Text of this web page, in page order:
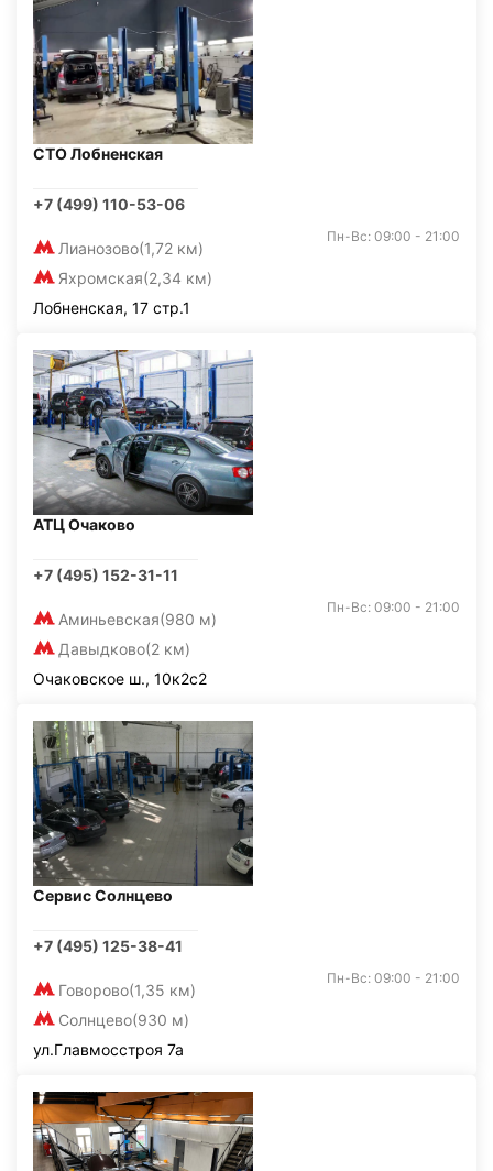
СТО Лобненская
+7 (499) 110-53-06
Лианозово(1,72 км)
Яхромская(2,34 км)
Пн-Вс: 09:00 - 21:00
Лобненская, 17 стр.1
АТЦ Очаково
+7 (495) 152-31-11
Аминьевская(980 м)
Давыдково(2 км)
Пн-Вс: 09:00 - 21:00
Очаковское ш., 10к2с2
Сервис Солнцево
+7 (495) 125-38-41
Говорово(1,35 км)
Солнцево(930 м)
Пн-Вс: 09:00 - 21:00
ул.Главмосстроя 7а